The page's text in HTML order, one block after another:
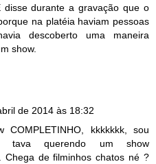
disse durante a gravação que o
na platéia haviam pessoas
descoberto uma maneira
show.
de 2014 às 18:32
kkkkkkk, sou
tava querendo um show
Chega de filminhos chatos né ?